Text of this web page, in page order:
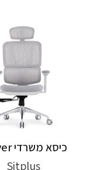
כיסא משרדי Clover
Sitplus